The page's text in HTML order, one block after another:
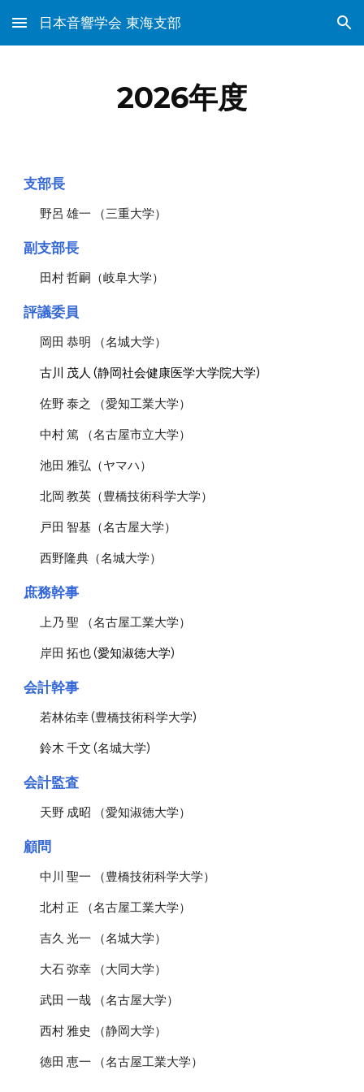
Skip to main content Skip to navigation
日本音響学会 東海支部
2026年度
支部長
野呂 雄一 （三重大学）
副支部長
田村 哲嗣（岐阜大学）
評議委員
岡田 恭明 （名城大学）
古川 茂人 (静岡社会健康医学大学院大学)
佐野 泰之 （愛知工業大学）
中村 篤 （名古屋市立大学）
池田 雅弘（ヤマハ）
北岡 教英（豊橋技術科学大学）
戸田 智基（名古屋大学）
西野隆典（名城大学）
庶務幹事
上乃 聖 （名古屋工業大学）
岸田 拓也 (愛知淑徳大学)
会計幹事
若林佑幸 (豊橋技術科学大学)
鈴木 千文 (名城大学)
会計監査
天野 成昭 （愛知淑徳大学）
顧問
中川 聖一 （豊橋技術科学大学）
北村 正 （名古屋工業大学）
吉久 光一 （名城大学）
大石 弥幸 （大同大学）
武田 一哉 （名古屋大学）
西村 雅史 （静岡大学）
徳田 恵一 （名古屋工業大学）